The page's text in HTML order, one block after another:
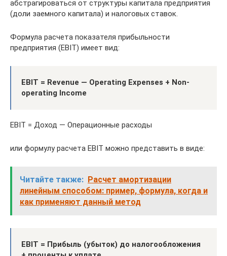
абстрагироваться от структуры капитала предприятия
(доли заемного капитала) и налоговых ставок.
Формула расчета показателя прибыльности
предприятия (EBIT) имеет вид:
EBIT = Revenue — Operating Expenses + Non-
operating Income
EBIT = Доход — Операционные расходы
или формулу расчета EBIT можно представить в виде:
Читайте также: Расчет амортизации
линейным способом: пример, формула, когда и
как применяют данный метод
EBIT = Прибыль (убыток) до налогообложения